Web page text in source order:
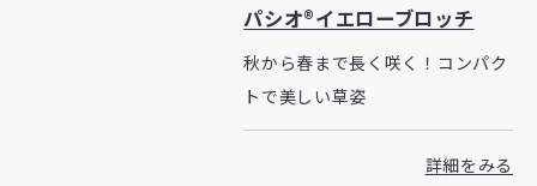
パシオ®イエローブロッチ
秋から春まで長く咲く！コンパク
トで美しい草姿
詳細をみる